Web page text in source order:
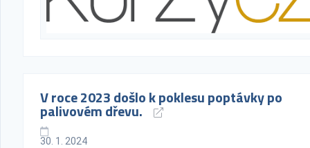
V roce 2023 došlo k poklesu poptávky po
palivovém dřevu.
30. 1. 2024